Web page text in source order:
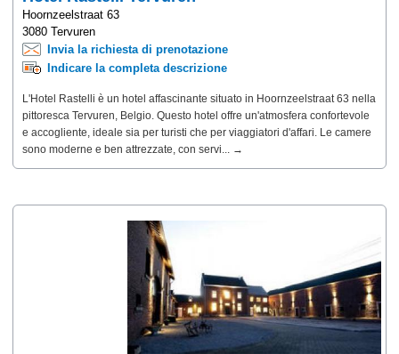
Hoornzeelstraat 63
3080 Tervuren
Invia la richiesta di prenotazione
Indicare la completa descrizione
L'Hotel Rastelli è un hotel affascinante situato in Hoornzeelstraat 63 nella
pittoresca Tervuren, Belgio. Questo hotel offre un'atmosfera confortevole
e accogliente, ideale sia per turisti che per viaggiatori d'affari. Le camere
sono moderne e ben attrezzate, con servi... →